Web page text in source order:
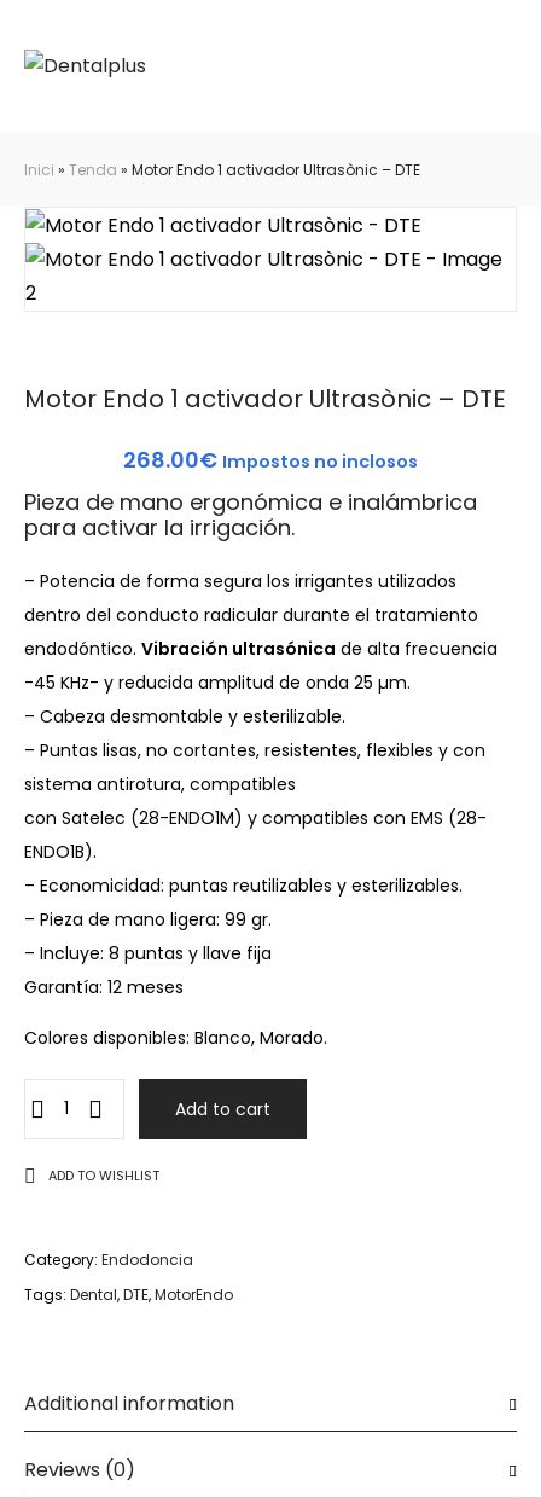
Inici » Tenda » Motor Endo 1 activador Ultrasònic – DTE
Motor Endo 1 activador Ultrasònic – DTE
268.00€ Impostos no inclosos
Pieza de mano ergonómica e inalámbrica
para activar la irrigación.
– Potencia de forma segura los irrigantes utilizados
dentro del conducto radicular durante el tratamiento
endodóntico. Vibración ultrasónica de alta frecuencia
-45 KHz- y reducida amplitud de onda 25 µm.
– Cabeza desmontable y esterilizable.
– Puntas lisas, no cortantes, resistentes, flexibles y con
sistema antirotura, compatibles
con Satelec (28-ENDO1M) y compatibles con EMS (28-
ENDO1B).
– Economicidad: puntas reutilizables y esterilizables.
– Pieza de mano ligera: 99 gr.
– Incluye: 8 puntas y llave fija
Garantía: 12 meses
Colores disponibles: Blanco, Morado.
Endo
activador
DTE
quantity
Add to cart
ADD TO WISHLIST
Category: Endodoncia
Tags: Dental,DTE,MotorEndo
Additional information
Reviews (0)